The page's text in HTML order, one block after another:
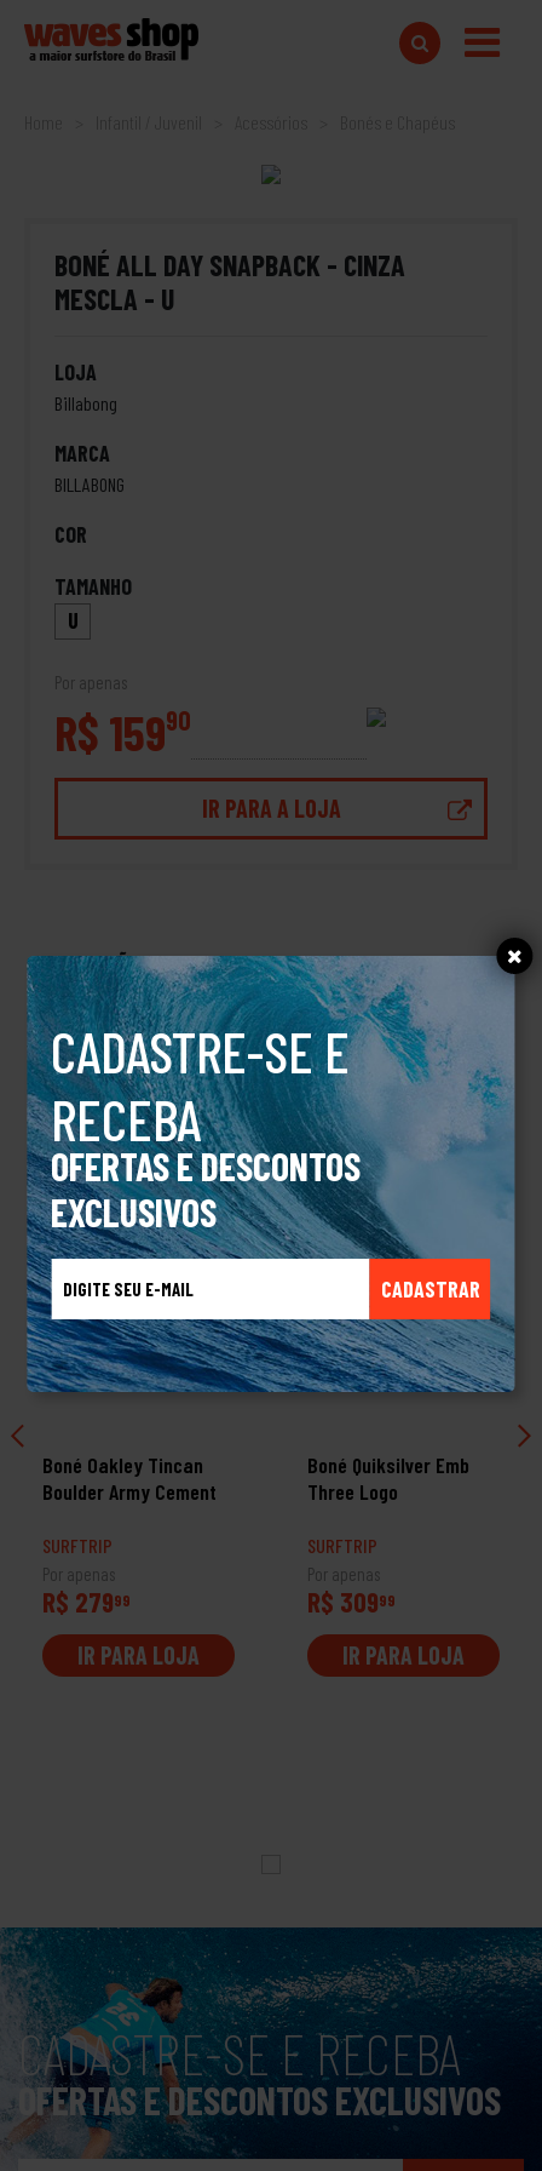
CADASTRE-SE E
RECEBA
OFERTAS E DESCONTOS
EXCLUSIVOS
CADASTRAR
Home
BONÉ ALL DAY SNAPBACK - CINZA
MESCLA - U
LOJA
Billabong
MARCA
BILLABONG
COR
TAMANHO
U
Por apenas
R$ 15990
IR PARA A LOJA
DESCRIÇÃO
BONÉ ALL DAY SNAPBACK
TALVEZ VOCÊ TAMBÉM GOSTE
Boné Oakley Tincan
Boulder Army Cement
SURFTRIP
Por apenas
R$ 27999
IR PARA LOJA
Boné Quiksilver Emb
Three Logo
SURFTRIP
Por apenas
R$ 30999
IR PARA LOJA
CADASTRE-SE E RECEBA
OFERTAS E DESCONTOS EXCLUSIVOS